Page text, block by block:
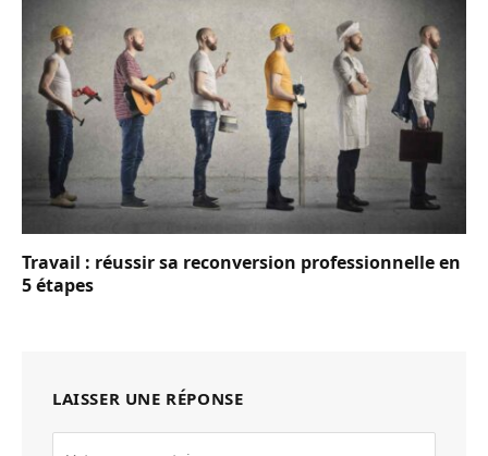
Travail : réussir sa reconversion professionnelle en
5 étapes
LAISSER UNE RÉPONSE